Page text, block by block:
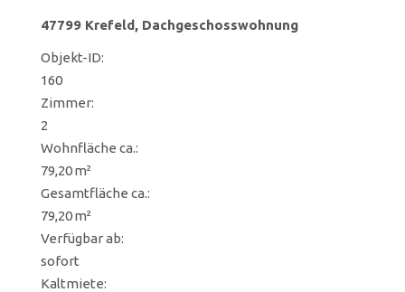
47799 Krefeld, Dachgeschosswohnung
Objekt-ID:
160
Zimmer:
2
Wohnfläche ca.:
79,20 m²
Gesamtfläche ca.:
79,20 m²
Verfügbar ab:
sofort
Kaltmiete: